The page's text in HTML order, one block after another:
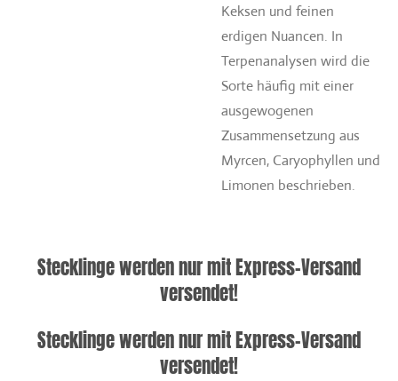
Keksen und feinen
erdigen Nuancen. In
Terpenanalysen wird die
Sorte häufig mit einer
ausgewogenen
Zusammensetzung aus
Myrcen, Caryophyllen und
Limonen beschrieben.
Stecklinge werden nur mit Express-Versand
versendet!
Stecklinge werden nur mit Express-Versand
versendet!